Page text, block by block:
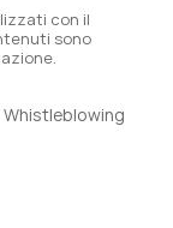
con il
sono
Whistleblowing